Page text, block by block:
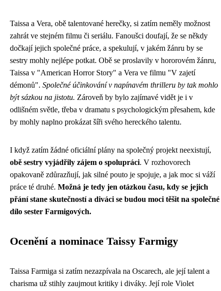
Taissa a Vera, obě talentované herečky, si zatím neměly možnost
zahrát ve stejném filmu či seriálu. Fanoušci doufají, že se někdy
dočkají jejich společné práce, a spekulují, v jakém žánru by se
sestry mohly nejlépe potkat. Obě se proslavily v hororovém žánru,
Taissa v "American Horror Story" a Vera ve filmu "V zajetí
démonů". Společné účinkování v napínavém thrilleru by tak mohlo
být sázkou na jistotu. Zároveň by bylo zajímavé vidět je i v
odlišném světle, třeba v dramatu s psychologickým přesahem, kde
by mohly naplno prokázat šíři svého hereckého talentu.
I když zatím žádné oficiální plány na společný projekt neexistují,
obě sestry vyjádřily zájem o spolupráci. V rozhovorech
opakovaně zdůrazňují, jak silné pouto je spojuje, a jak moc si váží
práce té druhé. Možná je tedy jen otázkou času, kdy se jejich
přání stane skutečností a diváci se budou moci těšit na společné
dílo sester Farmigových.
Ocenění a nominace Taissy Farmigy
Taissa Farmiga si zatím nezazpívala na Oscarech, ale její talent a
charisma už stihly zaujmout kritiky i diváky. Její role Violet